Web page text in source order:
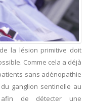
la lésion primitive doit
Comme cela a déjà
sans adénopathie
ganglion sentinelle au
de détecter une